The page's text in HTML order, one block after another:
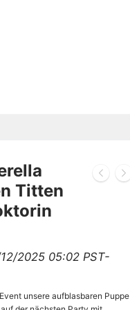
Titten
2025 05:02 PST-
unsere aufblasbaren Puppe